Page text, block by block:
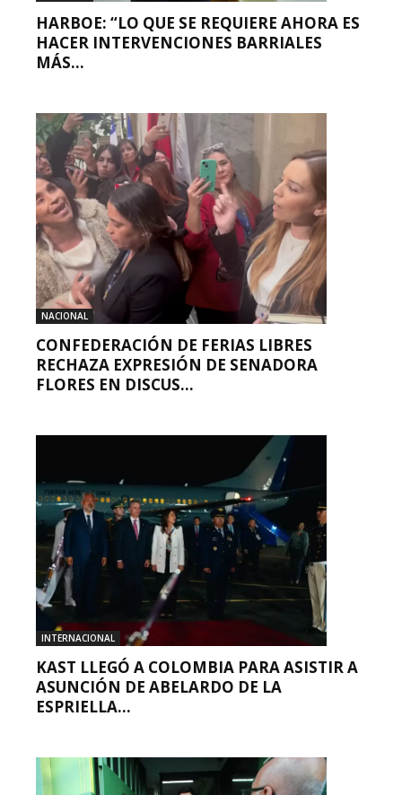
HARBOE: “LO QUE SE REQUIERE AHORA ES
HACER INTERVENCIONES BARRIALES
MÁS...
NACIONAL
CONFEDERACIÓN DE FERIAS LIBRES
RECHAZA EXPRESIÓN DE SENADORA
FLORES EN DISCUS...
INTERNACIONAL
KAST LLEGÓ A COLOMBIA PARA ASISTIR A
ASUNCIÓN DE ABELARDO DE LA
ESPRIELLA...